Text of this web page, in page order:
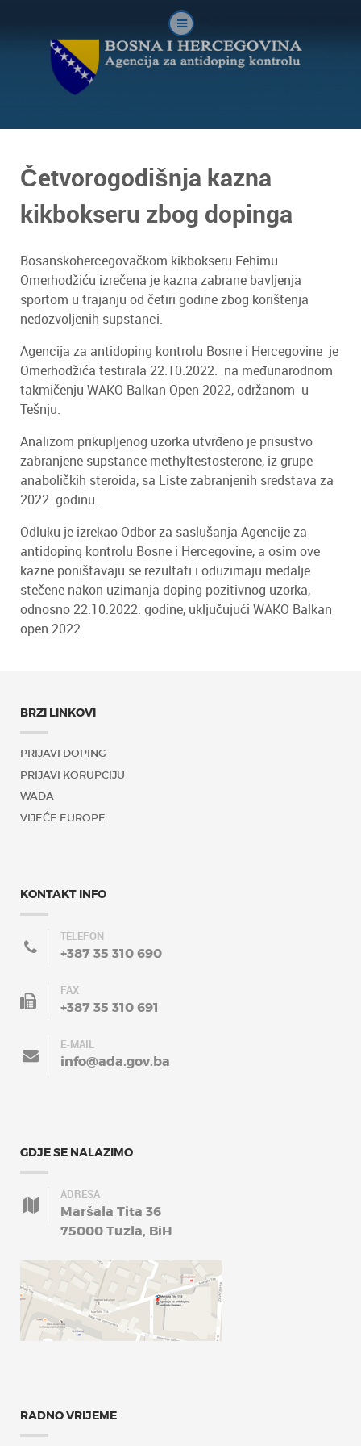
Četvorogodišnja kazna
kikbokseru zbog dopinga
Bosanskohercegovačkom kikbokseru Fehimu
Omerhodžiću izrečena je kazna zabrane bavljenja
sportom u trajanju od četiri godine zbog korištenja
nedozvoljenih supstanci.
Agencija za antidoping kontrolu Bosne i Hercegovine je
Omerhodžića testirala 22.10.2022. na međunarodnom
takmičenju WAKO Balkan Open 2022, održanom u
Tešnju.
Analizom prikupljenog uzorka utvrđeno je prisustvo
zabranjene supstance methyltestosterone, iz grupe
anaboličkih steroida, sa Liste zabranjenih sredstava za
2022. godinu.
Odluku je izrekao Odbor za saslušanja Agencije za
antidoping kontrolu Bosne i Hercegovine, a osim ove
kazne poništavaju se rezultati i oduzimaju medalje
stečene nakon uzimanja doping pozitivnog uzorka,
odnosno 22.10.2022. godine, uključujući WAKO Balkan
open 2022.
BRZI LINKOVI
PRIJAVI DOPING
PRIJAVI KORUPCIJU
WADA
VIJEĆE EUROPE
KONTAKT INFO
TELEFON
+387 35 310 690
FAX
+387 35 310 691
E-MAIL
info@ada.gov.ba
GDJE SE NALAZIMO
ADRESA
Maršala Tita 36
75000 Tuzla, BiH
RADNO VRIJEME